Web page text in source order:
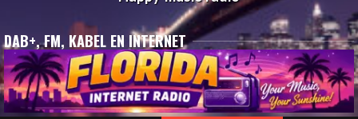
DAB+, FM, KABEL EN INTERNET